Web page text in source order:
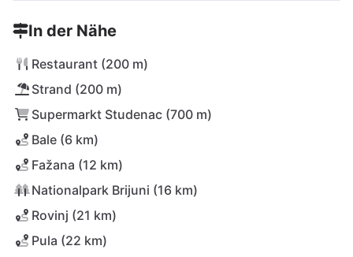
In der Nähe
Restaurant (200 m)
Strand (200 m)
Supermarkt Studenac (700 m)
Bale (6 km)
Fažana (12 km)
Nationalpark Brijuni (16 km)
Rovinj (21 km)
Pula (22 km)